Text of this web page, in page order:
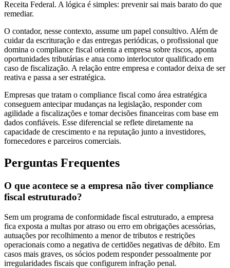
Receita Federal. A lógica é simples: prevenir sai mais barato do que
remediar.
O contador, nesse contexto, assume um papel consultivo. Além de
cuidar da escrituração e das entregas periódicas, o profissional que
domina o compliance fiscal orienta a empresa sobre riscos, aponta
oportunidades tributárias e atua como interlocutor qualificado em
caso de fiscalização. A relação entre empresa e contador deixa de ser
reativa e passa a ser estratégica.
Empresas que tratam o compliance fiscal como área estratégica
conseguem antecipar mudanças na legislação, responder com
agilidade a fiscalizações e tomar decisões financeiras com base em
dados confiáveis. Esse diferencial se reflete diretamente na
capacidade de crescimento e na reputação junto a investidores,
fornecedores e parceiros comerciais.
Perguntas Frequentes
O que acontece se a empresa não tiver compliance
fiscal estruturado?
Sem um programa de conformidade fiscal estruturado, a empresa
fica exposta a multas por atraso ou erro em obrigações acessórias,
autuações por recolhimento a menor de tributos e restrições
operacionais como a negativa de certidões negativas de débito. Em
casos mais graves, os sócios podem responder pessoalmente por
irregularidades fiscais que configurem infração penal.